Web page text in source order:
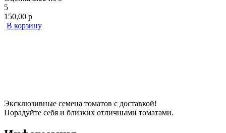
5
150,00 р
В корзину
Эксклюзивные семена томатов с доставкой!
Порадуйте себя и близких отличными томатами.